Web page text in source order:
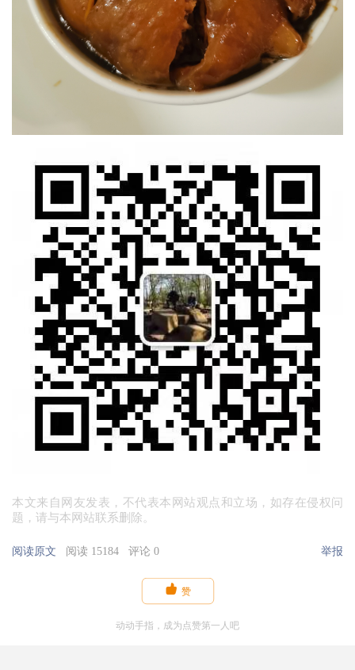
本文来自网友发表，不代表本网站观点和立场，如存在侵权问
题，请与本网站联系删除。
阅读原文 阅读 15184 评论 0 举报
 赞
动动手指，成为点赞第一人吧